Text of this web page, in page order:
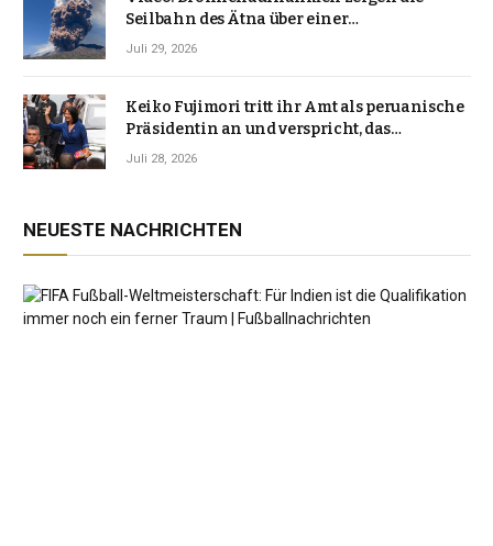
Seilbahn des Ätna über einer
Vulkanlandschaft
Juli 29, 2026
Keiko Fujimori tritt ihr Amt als peruanische
Präsidentin an und verspricht, das
Jahrzehnt der Instabilität zu beenden
Juli 28, 2026
NEUESTE NACHRICHTEN